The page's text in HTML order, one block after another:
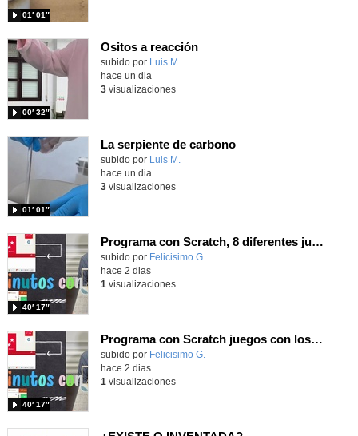
01′ 01″
Ositos a reacción
Contenido educativo.
subido por Luis M.
00′ 32″
hace un dia
3visualizaciones
La serpiente de carbono
Contenido educativo.
subido por Luis M.
01′ 01″
hace un dia
3visualizaciones
Programa con Scratch, 8 diferentes juegos para vivir la emoción de los partidos de España en el mundial 2026
Contenido educativo.
subido por Felicisimo G.
40′ 17″
hace 2 dias
1 visualizaciones
Programa con Scratch juegos con los partidos del mundial 2026 ganados por España
Contenido educativo.
subido por Felicisimo G.
40′ 17″
hace 2 dias
1 visualizaciones